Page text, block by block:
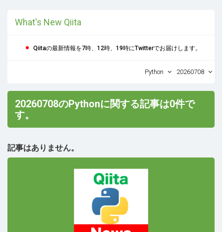
What's New Qiita
Qiitaの最新情報を7時、12時、19時にTwitterでお届けします。
Python 20260708
20260708のPythonに関する記事は0件で
す。
記事はありません。